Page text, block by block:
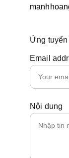
Ứng
Email
Nội dung